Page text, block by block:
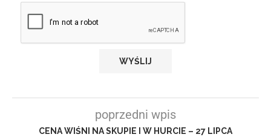
poprzedni wpis
CENA WIŚNI NA SKUPIE I W HURCIE – 27 LIPCA